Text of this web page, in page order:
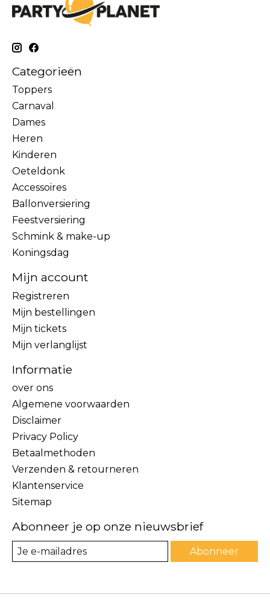
Categorieën
Toppers
Carnaval
Dames
Heren
Kinderen
Oeteldonk
Accessoires
Ballonversiering
Feestversiering
Schmink & make-up
Koningsdag
Mijn account
Registreren
Mijn bestellingen
Mijn tickets
Mijn verlanglijst
Informatie
over ons
Algemene voorwaarden
Disclaimer
Privacy Policy
Betaalmethoden
Verzenden & retourneren
Klantenservice
Sitemap
Abonneer je op onze nieuwsbrief
Abonneer